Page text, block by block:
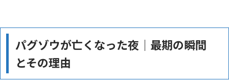
パグゾウが亡くなった夜｜最期の瞬間
とその理由